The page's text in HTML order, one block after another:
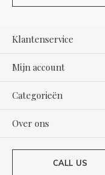
Klantenservice
Mijn account
Categorieën
Over ons
CALL US